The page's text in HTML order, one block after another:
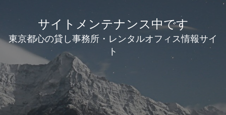
サイトメンテナンス中です
東京都心の貸し事務所・レンタルオフィス情報サイ
ト